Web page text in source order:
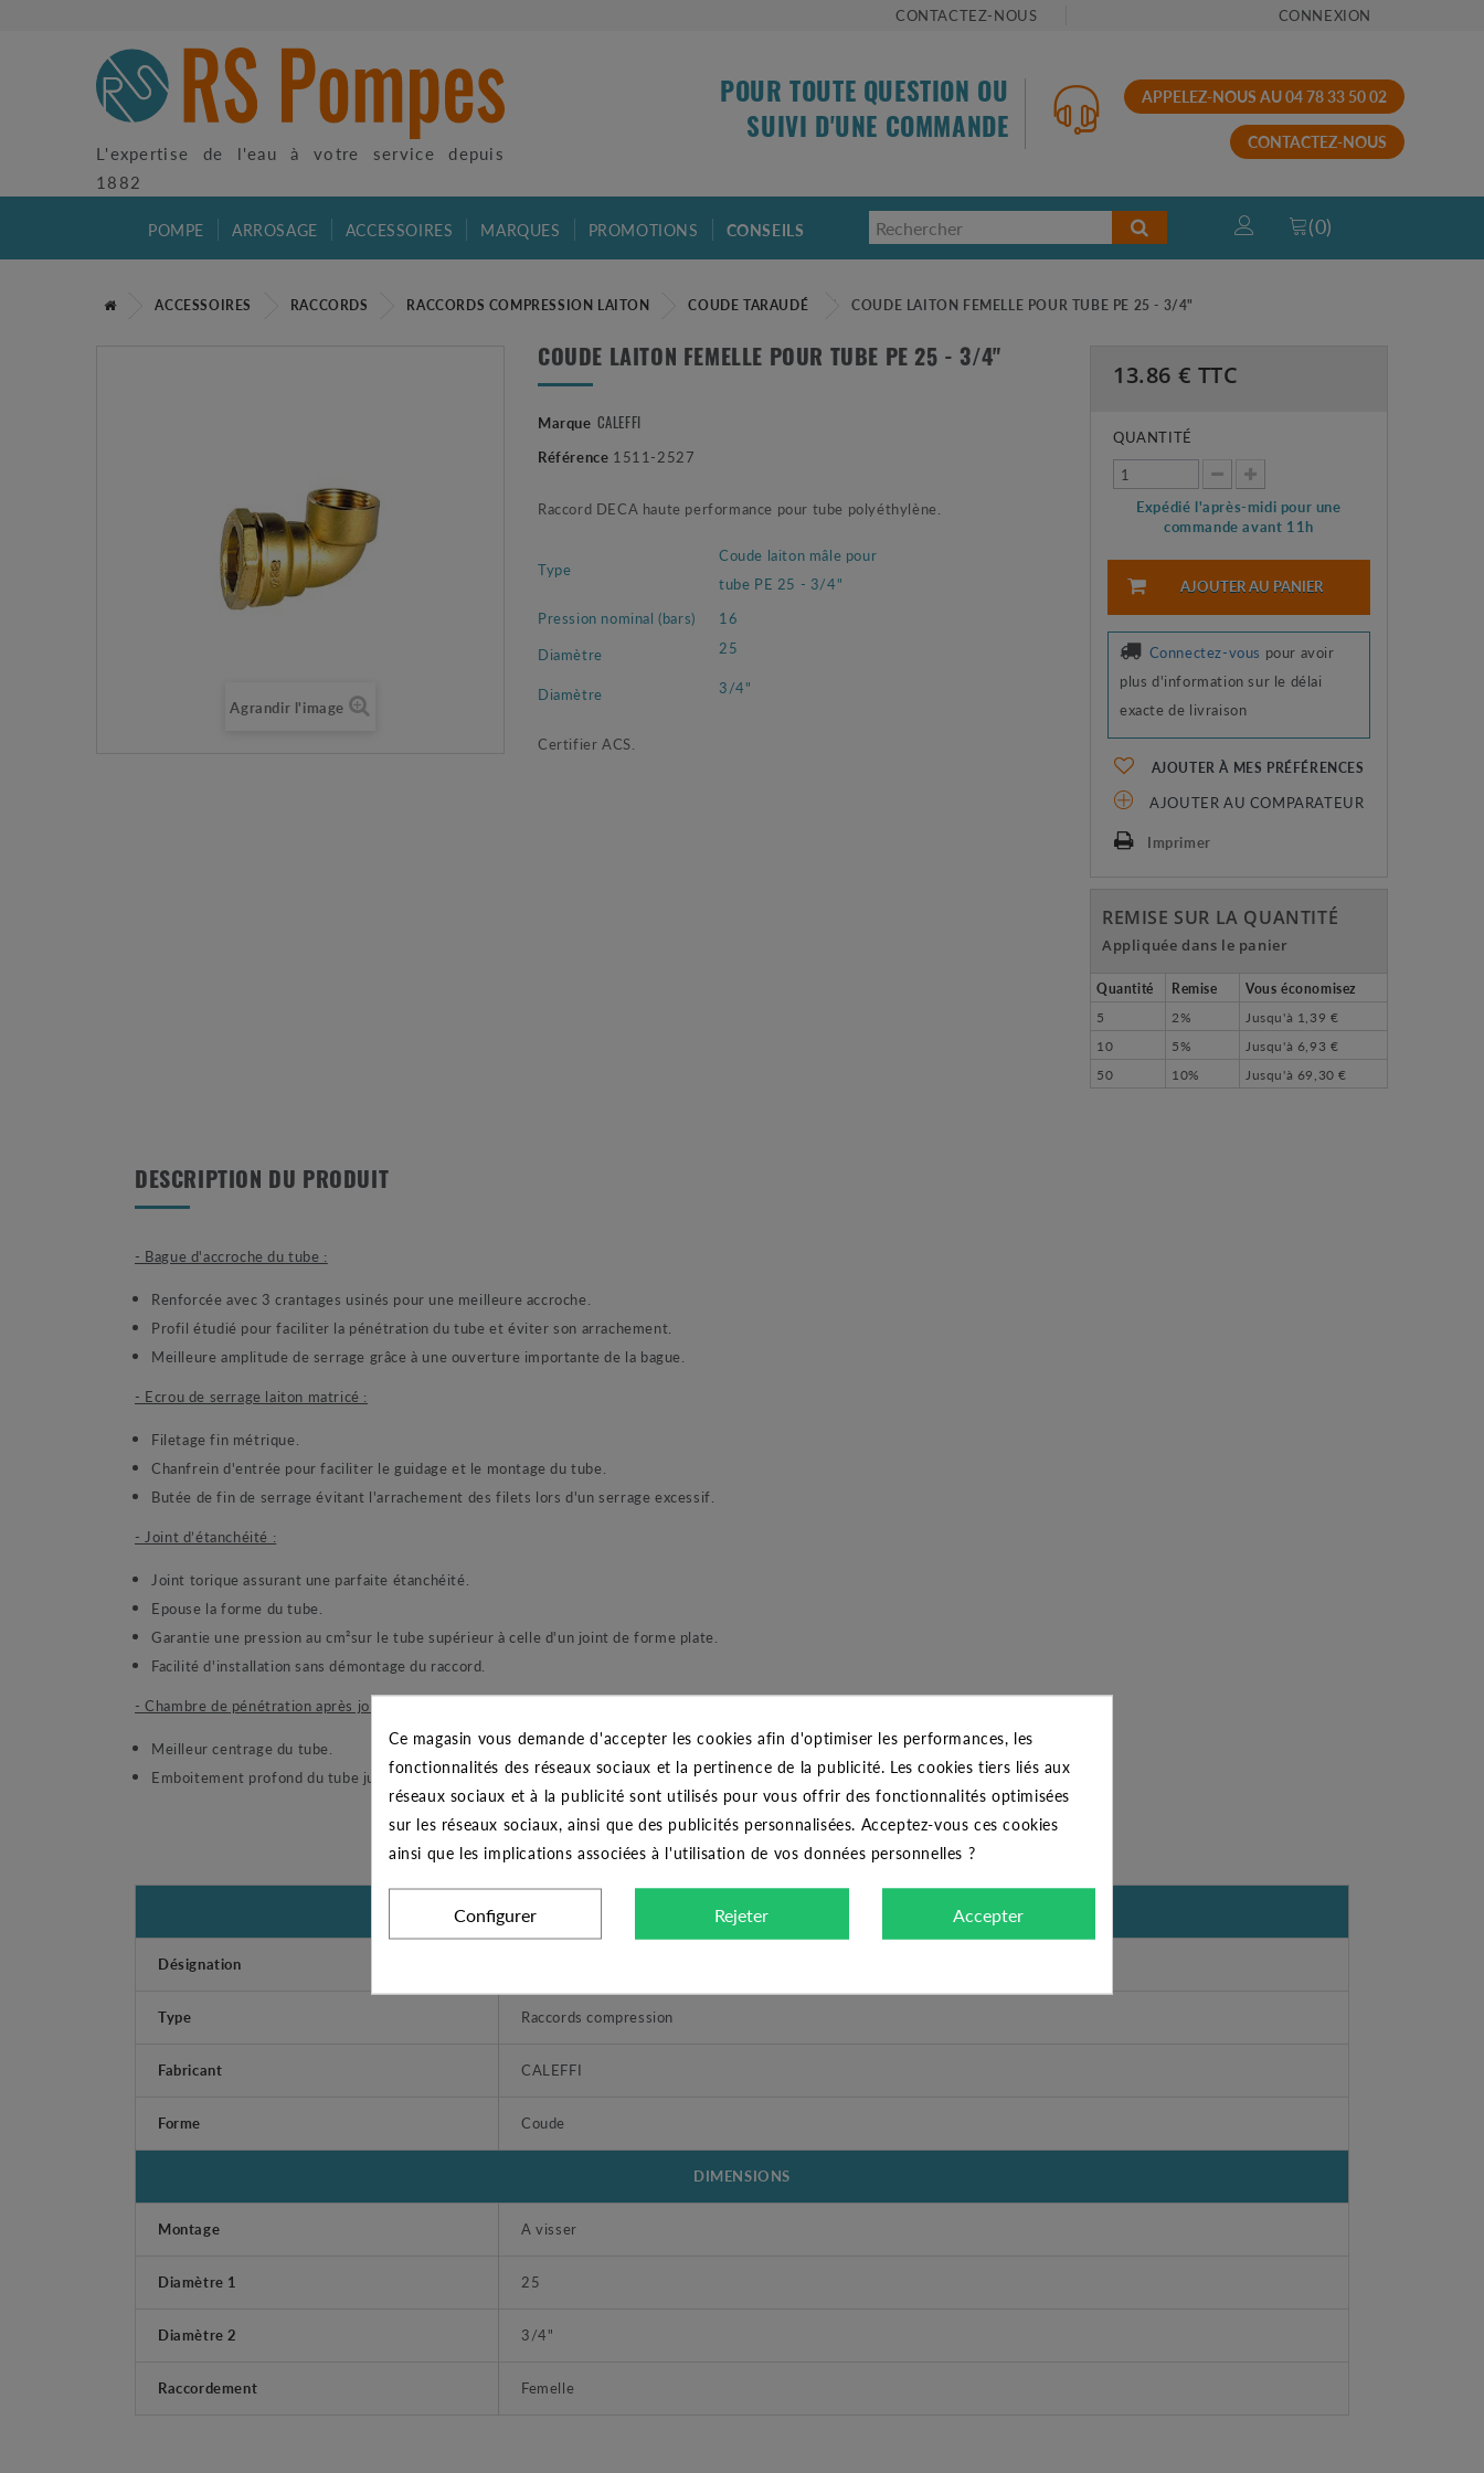
CONTACTEZ-NOUS CONNEXION
L'expertise de l'eau à votre service depuis
1882
POUR TOUTE QUESTION OU
SUIVI D'UNE COMMANDE
APPELEZ-NOUS AU 04 78 33 50 02
CONTACTEZ-NOUS
POMPE ARROSAGE ACCESSOIRES MARQUES PROMOTIONS CONSEILS (0)
ACCESSOIRES RACCORDS RACCORDS COMPRESSION LAITON COUDE TARAUDÉ COUDE LAITON FEMELLE POUR TUBE PE 25 - 3/4"
Agrandir l'image
COUDE LAITON FEMELLE POUR TUBE PE 25 - 3/4"
Marque CALEFFI
Référence 1511-2527
Raccord DECA haute performance pour tube polyéthylène.
Type
Coude laiton mâle pour
tube PE 25 - 3/4"
Pression nominal (bars)
16
Diamètre
25
Diamètre 3/4"
Certifier ACS.
13.86 € TTC
QUANTITÉ
Expédié l'après-midi pour une
commande avant 11h
AJOUTER AU PANIER
Connectez-vous pour avoir
plus d'information sur le délai
exacte de livraison
AJOUTER À MES PRÉFÉRENCES
AJOUTER AU COMPARATEUR
Imprimer
REMISE SUR LA QUANTITÉ
Appliquée dans le panier
Quantité Remise
Vous économisez
5
2% Jusqu'à 1,39 €
10
5% Jusqu'à 6,93 €
50
10% Jusqu'à 69,30 €
DESCRIPTION DU PRODUIT
- Bague d'accroche du tube :
Renforcée avec 3 crantages usinés pour une meilleure accroche.
Profil étudié pour faciliter la pénétration du tube et éviter son arrachement.
Meilleure amplitude de serrage grâce à une ouverture importante de la bague.
- Ecrou de serrage laiton matricé :
Filetage fin métrique.
Chanfrein d'entrée pour faciliter le guidage et le montage du tube.
Butée de fin de serrage évitant l'arrachement des filets lors d'un serrage excessif.
- Joint d’étanchéité :
Joint torique assurant une parfaite étanchéité.
Epouse la forme du tube.
Garantie une pression au cm²sur le tube supérieur à celle d'un joint de forme plate.
Facilité d'installation sans démontage du raccord.
- Chambre de pénétration après joint :
Meilleur centrage du tube.
Emboitement profond du tube jusqu'à la butée.
CARACTÉRISTIQUES GÉNÉRALES
Désignation
Type Raccords compression
Fabricant CALEFFI
Forme Coude
DIMENSIONS
Montage A visser
Diamètre 1 25
Diamètre 2 3/4"
Raccordement Femelle
Ce magasin vous demande d'accepter les cookies afin d'optimiser les performances, les
fonctionnalités des réseaux sociaux et la pertinence de la publicité. Les cookies tiers liés aux
réseaux sociaux et à la publicité sont utilisés pour vous offrir des fonctionnalités optimisées
sur les réseaux sociaux, ainsi que des publicités personnalisées. Acceptez-vous ces cookies
ainsi que les implications associées à l'utilisation de vos données personnelles ?
Configurer Rejeter Accepter